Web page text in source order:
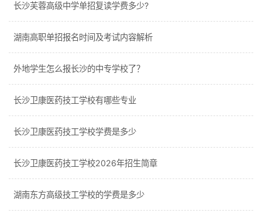
长沙芙蓉高级中学单招复读学费多少?
湖南高职单招报名时间及考试内容解析
外地学生怎么报长沙的中专学校了？
长沙卫康医药技工学校有哪些专业
长沙卫康医药技工学校学费是多少
长沙卫康医药技工学校2026年招生简章
湖南东方高级技工学校的学费是多少